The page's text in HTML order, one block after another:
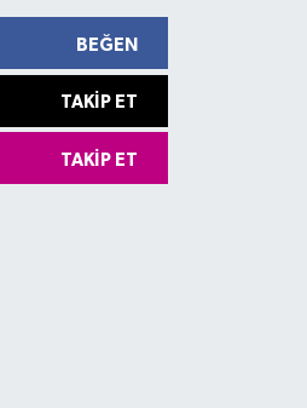
BEĞEN
TAKIP ET
TAKIP ET